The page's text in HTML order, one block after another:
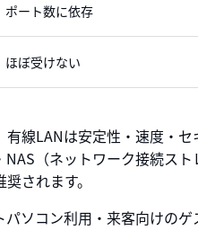
ポート数に依存
ほぼ受けない
有線LANは安定性・速度・
（ネットワーク接続ス
されます。
ソコン利用・来客向けの